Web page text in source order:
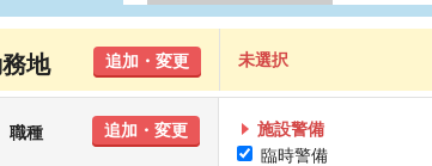
地 追加・変更 未選択
職種 追加・変更
施設警備
臨時警備